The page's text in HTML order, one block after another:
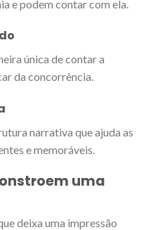
e podem contar com ela.
única de contar a
da concorrência.
narrativa que ajuda as
e memoráveis.
uma
deixa uma impressão